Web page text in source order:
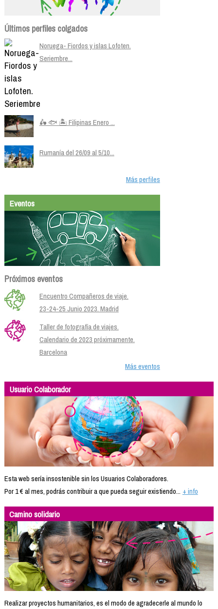
Últimos perfiles colgados
Noruega- Fiordos y islas Lofoten.
Seriembre...
🛵 🐟 🏝️ Filipinas Enero ...
Rumanía del 26/09 al 5/10...
Más perfiles
Eventos
Próximos eventos
Encuentro Compañeros de viaje.
23-24-25 Junio 2023. Madrid
Taller de fotografía de viajes.
Calendario de 2023 próximamente.
Barcelona
Más eventos
Usuario Colaborador
Esta web sería insostenible sin los Usuarios Colaboradores.
Por 1 € al mes, podrás contribuir a que pueda seguir existiendo... + info
Camino solidario
Realizar proyectos humanitarios, es el modo de agradecerle al mundo lo